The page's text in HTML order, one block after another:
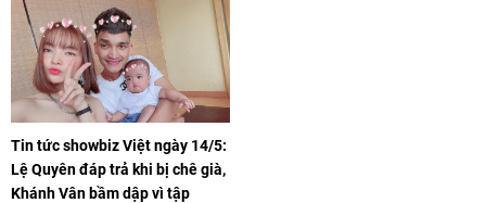
top 21 chung cuộc Miss
Universe 2020....
Tin tức showbiz Việt ngày 14/5:
Lệ Quyên đáp trả khi bị chê già,
Khánh Vân bầm dập vì tập